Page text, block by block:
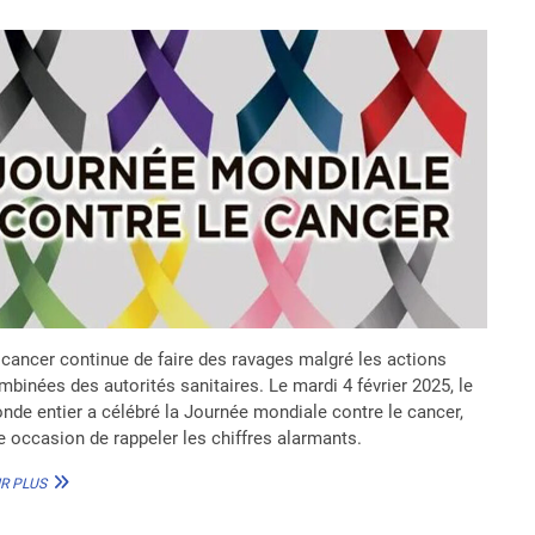
continue de faire des ravages malgré les actions
des autorités sanitaires. Le mardi 4 février 2025, le
entier a célébré la Journée mondiale contre le cancer,
occasion de rappeler les chiffres alarmants.
PLUSJOURNÉE